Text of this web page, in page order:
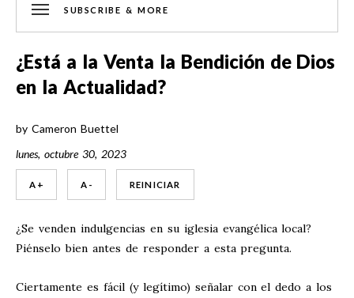
SUBSCRIBE & MORE
¿Está a la Venta la Bendición de Dios
en la Actualidad?
by Cameron Buettel
lunes, octubre 30, 2023
A + A - REINICIAR
¿Se venden indulgencias en su iglesia evangélica local?
Piénselo bien antes de responder a esta pregunta.
Ciertamente es fácil (y legítimo) señalar con el dedo a los